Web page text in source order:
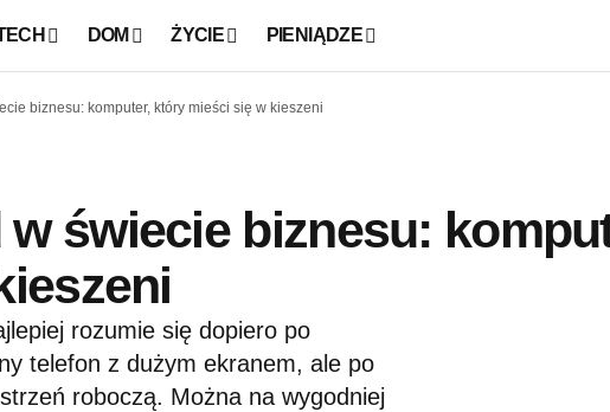
DOM ŻYCIE PIENIĄDZE
biznesu: komputer, który mieści się w kieszeni
świecie biznesu:
rozumie się dopiero po
telefon z dużym ekranem, ale po
roboczą. Można na wygodniej